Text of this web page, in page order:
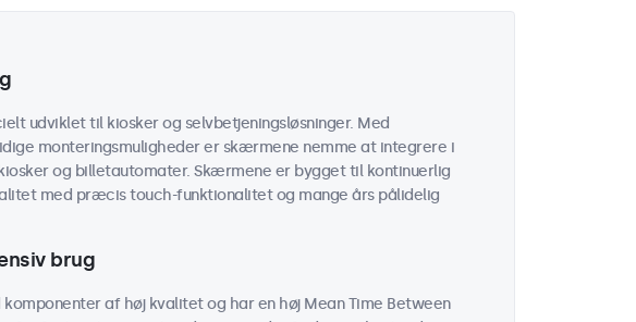
udviklet til kiosker og selvbetjeningsløsninger. Med
monteringsmuligheder er skærmene nemme at integrere i
og billetautomater. Skærmene er bygget til kontinuerlig
med præcis touch-funktionalitet og mange års pålidelig
brug
af høj kvalitet og har en høj Mean Time Between